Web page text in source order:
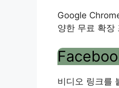
Google
양한 무료 확장
비디오 링크를